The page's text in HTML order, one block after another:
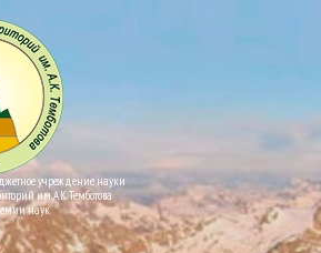
учреждение науки
им. А.К. Темботова
наук